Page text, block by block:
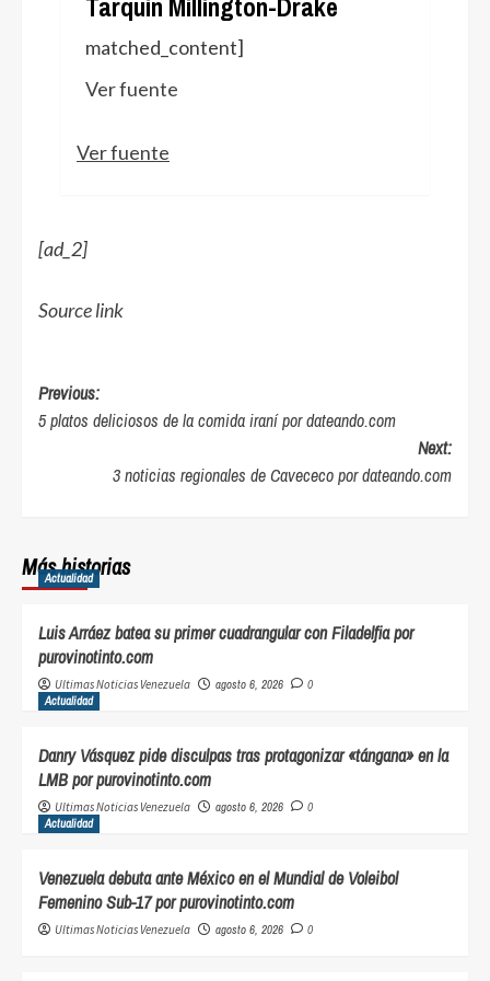
matched_content]
Ver fuente
Navegación
Ver fuente
[ad_2]
Source link
Post
navigation
Previous:
5 platos deliciosos de la comida iraní por dateando.com
Next:
3 noticias regionales de Cavececo por dateando.com
Más historias
Actualidad
Luis Arráez batea su primer cuadrangular con Filadelfia por
purovinotinto.com
Ultimas Noticias Venezuela agosto 6, 2026
0
Actualidad
Danry Vásquez pide disculpas tras protagonizar «tángana» en la
LMB por purovinotinto.com
Ultimas Noticias Venezuela agosto 6, 2026
0
Actualidad
Venezuela debuta ante México en el Mundial de Voleibol
Femenino Sub-17 por purovinotinto.com
Ultimas Noticias Venezuela agosto 6, 2026 0